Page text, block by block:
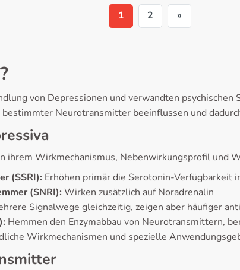
1 2 »
von Depressionen und verwandten
Neurotransmitter beeinflussen und
ihrem Wirkmechanismus, Nebenwirkungsprofil und
(SSRI): Erhöhen primär die Serotonin-Verfügbarkeit
(SNRI): Wirken zusätzlich auf Noradrenalin
Signalwege gleichzeitig, zeigen aber häufiger
Hemmen den Enzymabbau von Neurotransmittern,
Wirkmechanismen und spezielle